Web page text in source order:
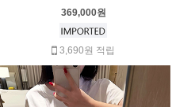
369,000원
3,690원 적립